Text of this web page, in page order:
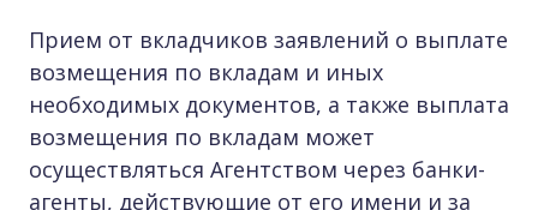
Прием от вкладчиков заявлений о выплате
возмещения по вкладам и иных
необходимых документов, а также выплата
возмещения по вкладам может
осуществляться Агентством через банки-
агенты, действующие от его имени и за